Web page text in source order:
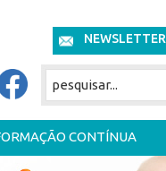
NEWSLETTER
CONTÍNUA